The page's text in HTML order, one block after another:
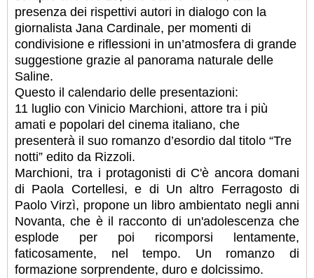
presenza dei rispettivi autori in dialogo con la
giornalista Jana Cardinale, per momenti di
condivisione e riflessioni in un’atmosfera di grande
suggestione grazie al panorama naturale delle
Saline.
Questo il calendario delle presentazioni:
11 luglio con Vinicio Marchioni, attore tra i più
amati e popolari del cinema italiano, che
presenterà il suo romanzo d’esordio dal titolo “Tre
notti” edito da Rizzoli.
Marchioni, tra i protagonisti di C'è ancora domani
di Paola Cortellesi, e di Un altro Ferragosto di
Paolo Virzì, propone un libro ambientato negli anni
Novanta, che è il racconto di un'adolescenza che
esplode per poi ricomporsi lentamente,
faticosamente, nel tempo. Un romanzo di
formazione sorprendente, duro e dolcissimo.